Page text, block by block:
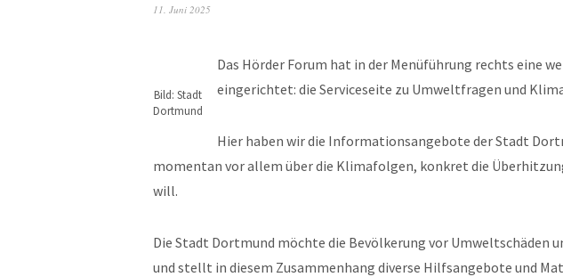
11. Juni 2025
Bild: Stadt
Dortmund
Das Hörder Forum hat in der Menüführung rechts eine
eingerichtet: die Serviceseite zu Umweltfragen und
Hier haben wir die Informationsangebote der Stadt
momentan vor allem über die Klimafolgen, konkret die
will.
Die Stadt Dortmund möchte die Bevölkerung vor Umweltschäden
und stellt in diesem Zusammenhang diverse Hilfsangebote und